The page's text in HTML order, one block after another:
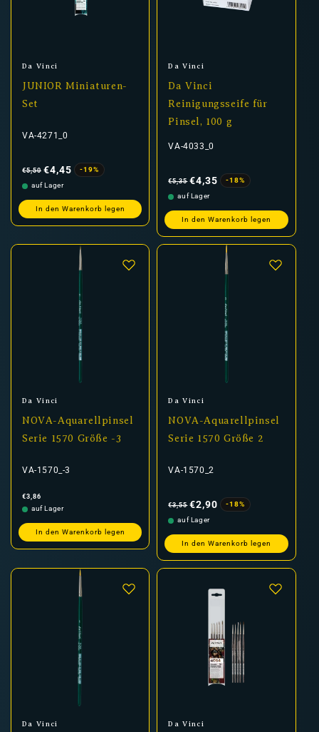
sind – von präzisen Detailpinseln bis hin zu Allround-
Anbieter:
Da Vinci
JUNIOR Miniaturen-
Set
VA-4271_0
Preis
€5,50 €4,45
-19%
auf Lager
In den Warenkorb legen
Anbieter:
Da Vinci
Da Vinci
Reinigungsseife für
Pinsel, 100 g
VA-4033_0
Preis
€5,35 €4,35
-18%
auf Lager
In den Warenkorb legen
Anbieter:
Da Vinci
NOVA-Aquarellpinsel
Serie 1570 Größe -3
VA-1570_-3
Normaler
Preis
€3,86
auf Lager
In den Warenkorb legen
Anbieter:
Da Vinci
NOVA-Aquarellpinsel
Serie 1570 Größe 2
VA-1570_2
Preis
€3,55 €2,90
-18%
auf Lager
In den Warenkorb legen
Anbieter:
Da Vinci Anbieter:
Da Vinci